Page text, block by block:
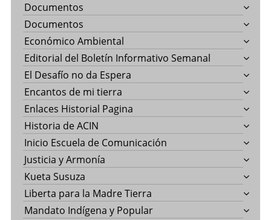
Documentos
Documentos
Económico Ambiental
Editorial del Boletín Informativo Semanal
El Desafío no da Espera
Encantos de mi tierra
Enlaces Historial Pagina
Historia de ACIN
Inicio Escuela de Comunicación
Justicia y Armonía
Kueta Susuza
Liberta para la Madre Tierra
Mandato Indígena y Popular